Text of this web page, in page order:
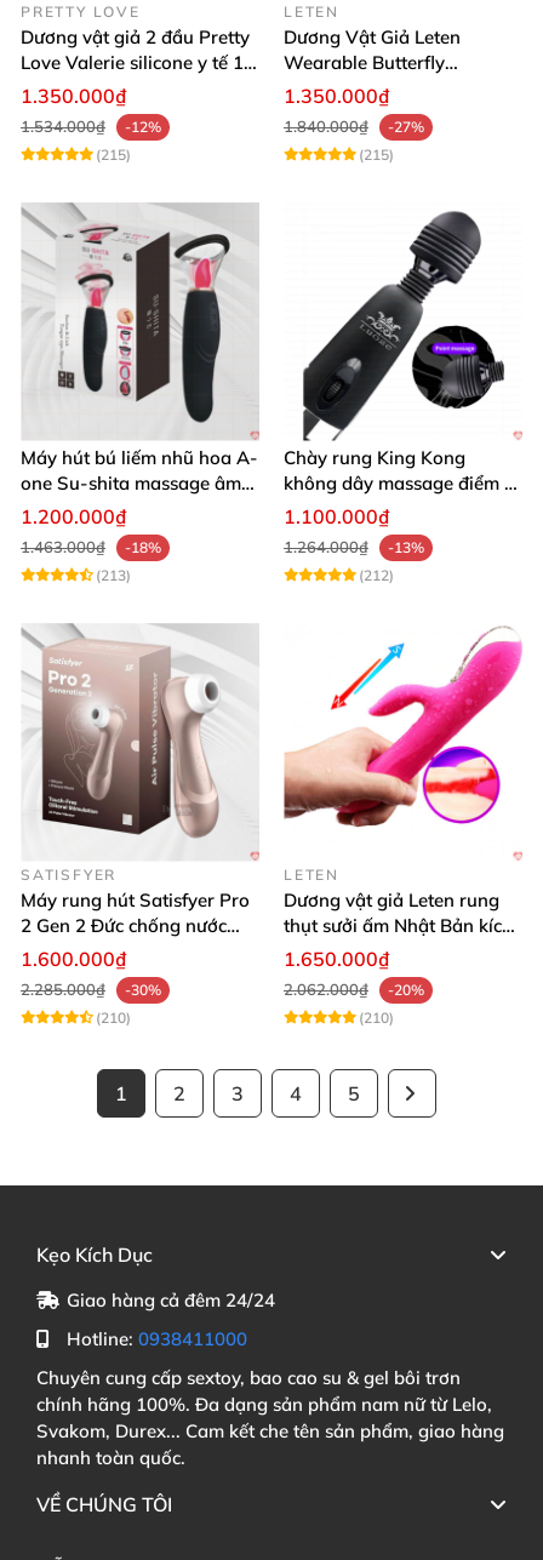
PRETTY LOVE
Dương vật giả 2 đầu Pretty
Love Valerie silicone y tế 12
chế độ rung
1.350.000₫
1.534.000₫
-12%
(215)
LETEN
Dương Vật Giả Leten
Wearable Butterfly
Bluetooth Đa Năng
1.350.000₫
1.840.000₫
-27%
(215)
Máy hút bú liếm nhũ hoa A-
one Su-shita massage âm
đạo độc đáo
1.200.000₫
1.463.000₫
-18%
(213)
Chày rung King Kong
không dây massage điểm G
sạc USB tiện lợi cao cấp
1.100.000₫
1.264.000₫
-13%
(212)
SATISFYER
Máy rung hút Satisfyer Pro
2 Gen 2 Đức chống nước
massage điểm G sạc pin
1.600.000₫
2.285.000₫
-30%
(210)
LETEN
Dương vật giả Leten rung
thụt sưởi ấm Nhật Bản kích
thích điểm G
1.650.000₫
2.062.000₫
-20%
(210)
1 2 3 4 5
Kẹo Kích Dục
Giao hàng cả đêm 24/24
Hotline: 0938411000
Chuyên cung cấp sextoy, bao cao su & gel bôi trơn
chính hãng 100%. Đa dạng sản phẩm nam nữ từ Lelo,
Svakom, Durex... Cam kết che tên sản phẩm, giao hàng
nhanh toàn quốc.
VỀ CHÚNG TÔI